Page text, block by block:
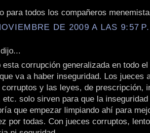
para todos los compañeros
DE 2009 A LAS 9:57
esta corrupción generalizada en todo
va a haber inseguridad. Los jueces
corruptos y las leyes, de prescripción,
etc. solo sirven para que la
que empezar limpiando ahí para
por todas. Con jueces corruptos,